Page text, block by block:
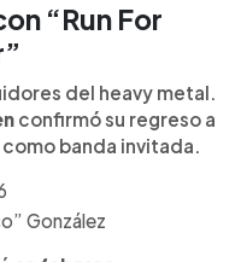
“Run For
del heavy metal.
confirmó su regreso a
como banda invitada.
González